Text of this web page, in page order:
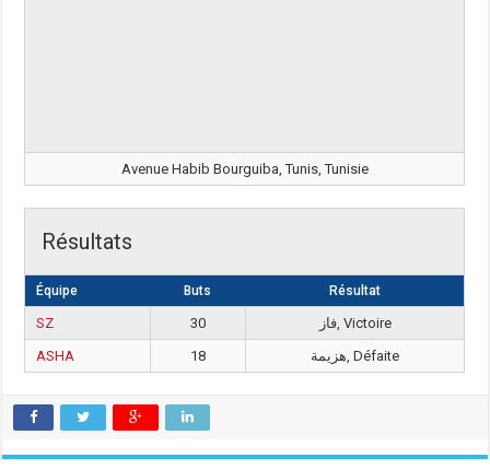
Avenue Habib Bourguiba, Tunis, Tunisie
Résultats
Équipe Buts Résultat
SZ 30
فاز, Victoire
ASHA
18 هزيمة, Défaite